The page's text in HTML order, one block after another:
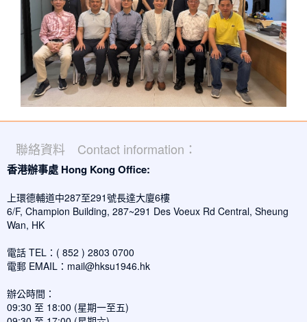
聯絡資料 Contact information：
香港辦事處 Hong Kong Office:
上環德輔道中287至291號長達大廈6樓
6/F, Champion Building, 287~291 Des Voeux Rd Central, Sheung
Wan, HK
電話 TEL：( 852 ) 2803 0700
電郵 EMAIL： mail@hksu1946.hk
辦公時間：
09:30 至 18:00 (星期一至五)